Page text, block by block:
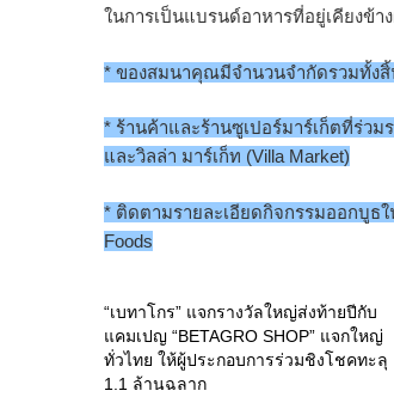
ในการเป็นแบรนด์อาหารที่อยู่เคียงข้
* ของสมนาคุณมีจำนวนจำกัดรวมทั้งสิ้
* ร้านค้าและร้านซูเปอร์มาร์เก็ตที่ร่วม
และวิลล่า มาร์เก็ท (Villa Market)
* ติดตามรายละเอียดกิจกรรมออกบูธ
Foods
“เบทาโกร” แจกรางวัลใหญ่ส่งท้ายปีกับ
แคมเปญ “BETAGRO SHOP” แจกใหญ่
ทั่วไทย ให้ผู้ประกอบการร่วมชิงโชคทะลุ
1.1 ล้านฉลาก